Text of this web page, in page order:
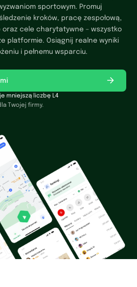
sportowym. Promuj
kroków, pracę zespołową,
oraz cele charytatywne – wszystko
platformie. Osiągnij realne wyniki
i pełnemu wsparciu.
mniejszą liczbę L4
Twojej firmy.